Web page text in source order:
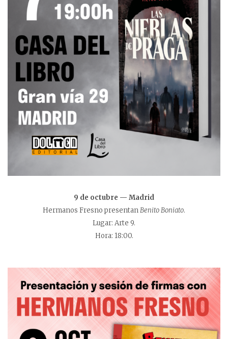
9 de octubre — Madrid
Hermanos Fresno presentanBenito Boniato.
Lugar: Arte 9.
Hora: 18:00.